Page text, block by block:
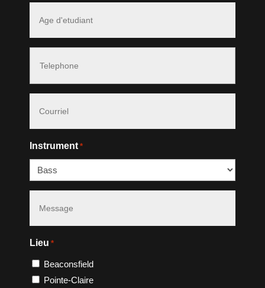
*
Instrument *
Lieu *
Beaconsfield
Pointe-Claire